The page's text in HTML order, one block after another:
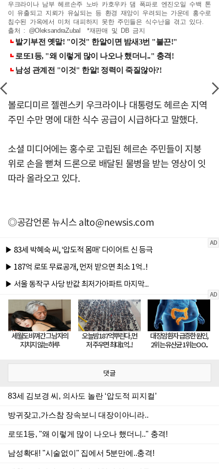
우크라이나 남부 헤르손주 노바 카호우카 댐 폭파로 엔진오일 수백 톤
이 유출되고 지뢰가 유실되는 등 환경 재앙이 우려되는 가운데 홍수로
침수된 가옥에서 미처 대피하지 못한 주민들은 식수난을 겪고 있다.
출처 : @OleksandraZubal *재판매 및 DB 금지
볼로디미르 젤렌스키 우크라이나 대통령도 헤르손 지역
주민 수만 명에 대한 식수 공급이 시급하다고 말했다.
소셜 미디어에는 홍수로 고립된 헤르손 주민들이 지붕
위로 손을 뻗쳐 드론으로 배달된 물병을 받는 영상이 잇
따라 올라오고 있다.
◎공감언론 뉴시스alto@newsis.com
댓글